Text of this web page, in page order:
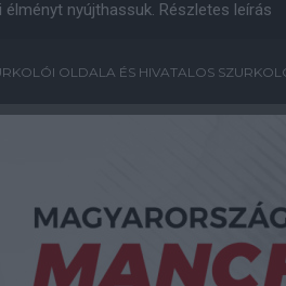
nyújthassuk. Részletes leírás
OLDALA ÉS HIVATALOS